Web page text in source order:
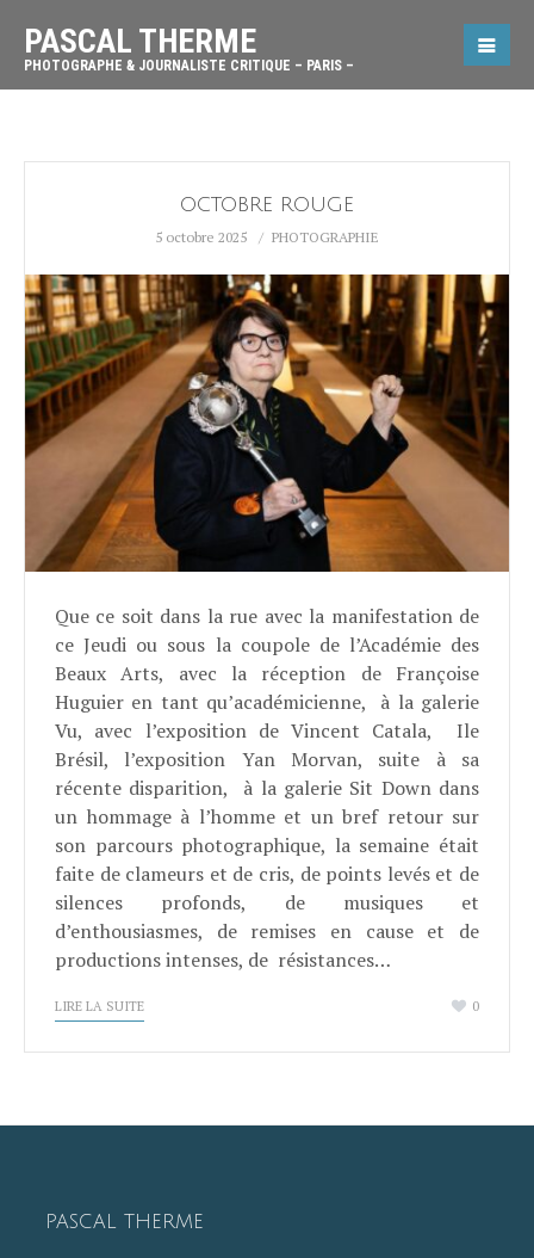
PASCAL THERME
PHOTOGRAPHE & JOURNALISTE CRITIQUE – PARIS –
OCTOBRE ROUGE
5 octobre 2025 PHOTOGRAPHIE
Que ce soit dans la rue avec la manifestation de
ce Jeudi ou sous la coupole de l’Académie des
Beaux Arts, avec la réception de Françoise
Huguier en tant qu’académicienne, à la galerie
Vu, avec l’exposition de Vincent Catala, Ile
Brésil, l’exposition Yan Morvan, suite à sa
récente disparition, à la galerie Sit Down dans
un hommage à l’homme et un bref retour sur
son parcours photographique, la semaine était
faite de clameurs et de cris, de points levés et de
silences profonds, de musiques et
d’enthousiasmes, de remises en cause et de
productions intenses, de résistances…
LIRE LA SUITE 0
PASCAL THERME